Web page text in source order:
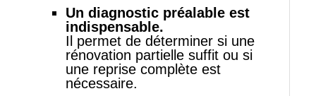
Un diagnostic préalable est
indispensable.
Il permet de déterminer si une
rénovation partielle suffit ou si
une reprise complète est
nécessaire.